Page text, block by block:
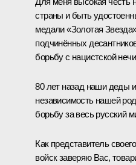
страны и быть
медали «Золотая
подчинённых
борьбу с нацистской
80 лет назад наши деды
независимость нашей
борьбу за весь русский
Как представитель
войск заверяю Вас,